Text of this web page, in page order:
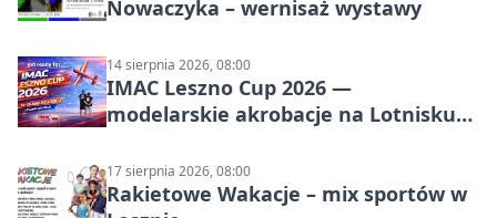
Nowaczyka – wernisaż wystawy
14 sierpnia 2026, 08:00
IMAC Leszno Cup 2026 —
modelarskie akrobacje na Lotnisku
17 sierpnia 2026, 08:00
Rakietowe Wakacje – mix sportów w